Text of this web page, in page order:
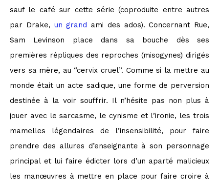
sauf le café sur cette série (coproduite entre autres
par Drake, un grand ami des ados). Concernant Rue,
Sam Levinson place dans sa bouche dès ses
premières répliques des reproches (misogynes) dirigés
vers sa mère, au “cervix cruel”. Comme si la mettre au
monde était un acte sadique, une forme de perversion
destinée à la voir souffrir. Il n’hésite pas non plus à
jouer avec le sarcasme, le cynisme et l’ironie, les trois
mamelles légendaires de l’insensibilité, pour faire
prendre des allures d’enseignante à son personnage
principal et lui faire édicter lors d’un aparté malicieux
les manœuvres à mettre en place pour faire croire à